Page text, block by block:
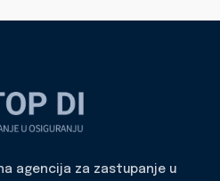
agencija za zastupanje u